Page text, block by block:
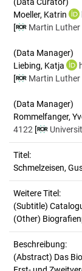
Moeller, Katrin
[
Martin Luther
(Data Manager)
Liebing, Katja
[
Martin Luther
(Data Manager)
Rommelfanger,
4122 [
Titel:
Schmelzeisen,
Weitere Titel:
(Subtitle)
(Other)
Beschreibung:
(Abstract) Das